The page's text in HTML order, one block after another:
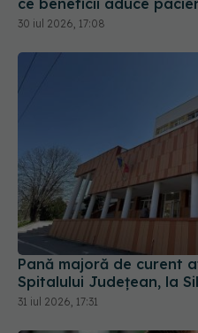
Pană majoră de curent
Spitalului Județean, la
31 iul 2026, 17:31